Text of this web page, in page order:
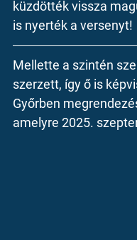
küzdötték vissza
is nyerték a versenyt!
Mellette a szintén
szerzett, így ő is
Győrben
amelyre 2025.